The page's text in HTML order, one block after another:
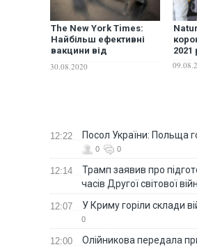
The New York Times:
Найбільш ефективні
вакцини від
з’являться лише після
30.08.2020
2021
12:22 Посол України: Польща
0 0
12:14
Трамп заявив про
часів Другої світової
12:07 У Криму горіли склади
0
12:00
Олійникова передала